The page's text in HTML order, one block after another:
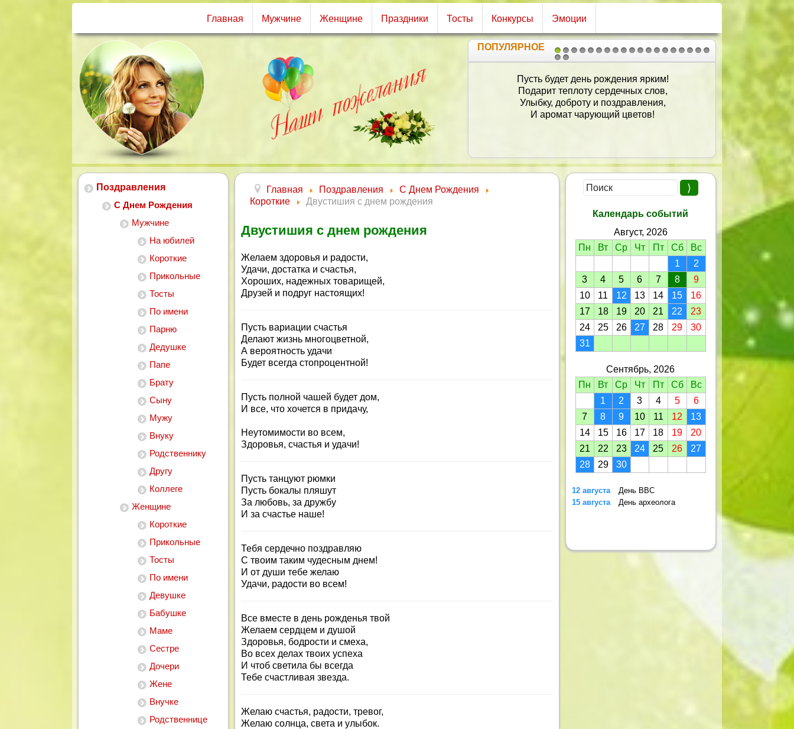
Главная Мужчине Женщине Праздники Тосты Конкурсы Эмоции
1 2
2021
ПОПУЛЯРНОЕ
Желаю счастья на весь год,
Чтобы жили дольше,
В любви и дружбе ярких нот,
Да деньжат побольше!
Поздравления
С Днем Рождения
Мужчине
На юбилей
Короткие
Прикольные
Тосты
По имени
Парню
Дедушке
Папе
Брату
Сыну
Мужу
Внуку
Родственнику
Другу
Коллеге
Женщине
Короткие
Прикольные
Тосты
По имени
Девушке
Бабушке
Маме
Сестре
Дочери
Жене
Внучке
Родственнице
Главная Поздравления
С Днем Рождения
Короткие
Двустишия с днем рождения
Двустишия с днем рождения
Желаем здоровья и радости,
Удачи, достатка и счастья,
Хороших, надежных товарищей,
Друзей и подруг настоящих!
Пусть вариации счастья
Делают жизнь многоцветной,
А вероятность удачи
Будет всегда стопроцентной!
Пусть полной чашей будет дом,
И все, что хочется в придачу,
Неутомимости во всем,
Здоровья, счастья и удачи!
Пусть танцуют рюмки
Пусть бокалы пляшут
За любовь, за дружбу
И за счастье наше!
Тебя сердечно поздравляю
С твоим таким чудесным днем!
И от души тебе желаю
Удачи, радости во всем!
Все вместе в день рожденья твой
Желаем сердцем и душой
Здоровья, бодрости и смеха,
Во всех делах твоих успеха
И чтоб светила бы всегда
Тебе счастливая звезда.
Желаю счастья, радости, тревог,
Желаю солнца, света и улыбок.
Календарь событий
Август, 2026
Пн
Вт Ср Чт Пт Сб
Вс
1
2
3
4 5 6 7 8
9
10
11 12 13 14 15
16
17
18 19 20 21 22
23
24
25 26 27 28 29
30
31
Сентябрь, 2026
Пн
Вт Ср Чт Пт Сб
Вс
1
2 3 4 5
6
7
8 9 10 11 12
13
14
15 16 17 18 19
20
21
22 23 24 25 26
27
28
29 30
12 августа
День ВВС
15 августа
День археолога